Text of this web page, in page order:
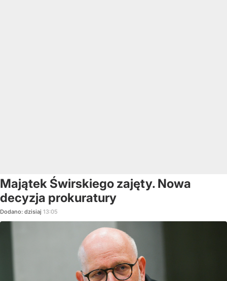
Majątek Świrskiego zajęty. Nowa
decyzja prokuratury
Dodano: dzisiaj 13:05